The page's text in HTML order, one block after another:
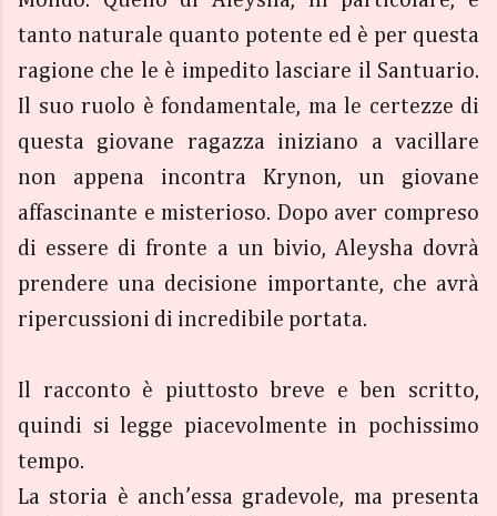
tanto naturale quanto potente ed è per questa
ragione che le è impedito lasciare il Santuario.
Il suo ruolo è fondamentale, ma le certezze di
questa giovane ragazza iniziano a vacillare
non appena incontra Krynon, un giovane
affascinante e misterioso. Dopo aver compreso
di essere di fronte a un bivio, Aleysha dovrà
prendere una decisione importante, che avrà
ripercussioni di incredibile portata.
Il racconto è piuttosto breve e ben scritto,
quindi si legge piacevolmente in pochissimo
tempo.
La storia è anch’essa gradevole, ma presenta